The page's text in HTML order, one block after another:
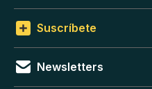
Suscríbete
Newsletters